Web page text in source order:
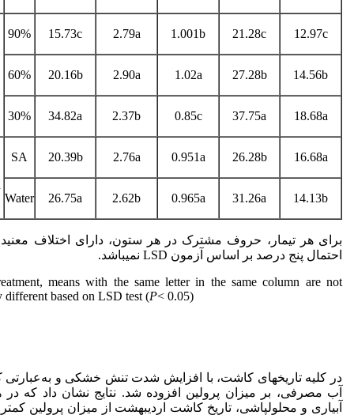
12.97c
21.28c
1.001b
2.79a
15.73c
90%
14.56b
27.28b
1.02a
2.90a
20.16b
60%
18.68a
37.75a
0.85c
2.37b
34.82a
30%
16.68a
26.28b
0.951a
2.76a
20.39b
SA
14.13b
31.26a
0.965a
2.62b
26.75a
Water
برای هر تیمار، حروف مشترک در هر ستون، دارای اختلاف
احتمال پنج درصد بر اساس آزمون LSD نمی­باشد.
means with the same letter in the same column are not
different based on LSD test (P< 0.05)
در کلیه تاریخ‏های کاشت، با افزایش شدت تنش خشکی و
آب مصرفی، بر میزان پرولین افزوده شد. نتایج نشان داد که
آبیاری و محلول‏پاشی، تاریخ کاشت اردیبهشت از میزان پرولین